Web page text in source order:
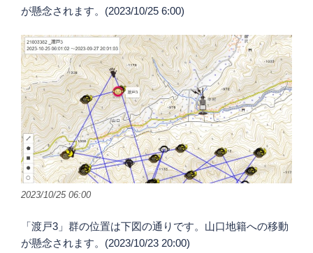
が懸念されます。(2023/10/25 6:00)
2023/10/25 06:00
「渡戸3」群の位置は下図の通りです。山口地籍への移動
が懸念されます。(2023/10/23 20:00)